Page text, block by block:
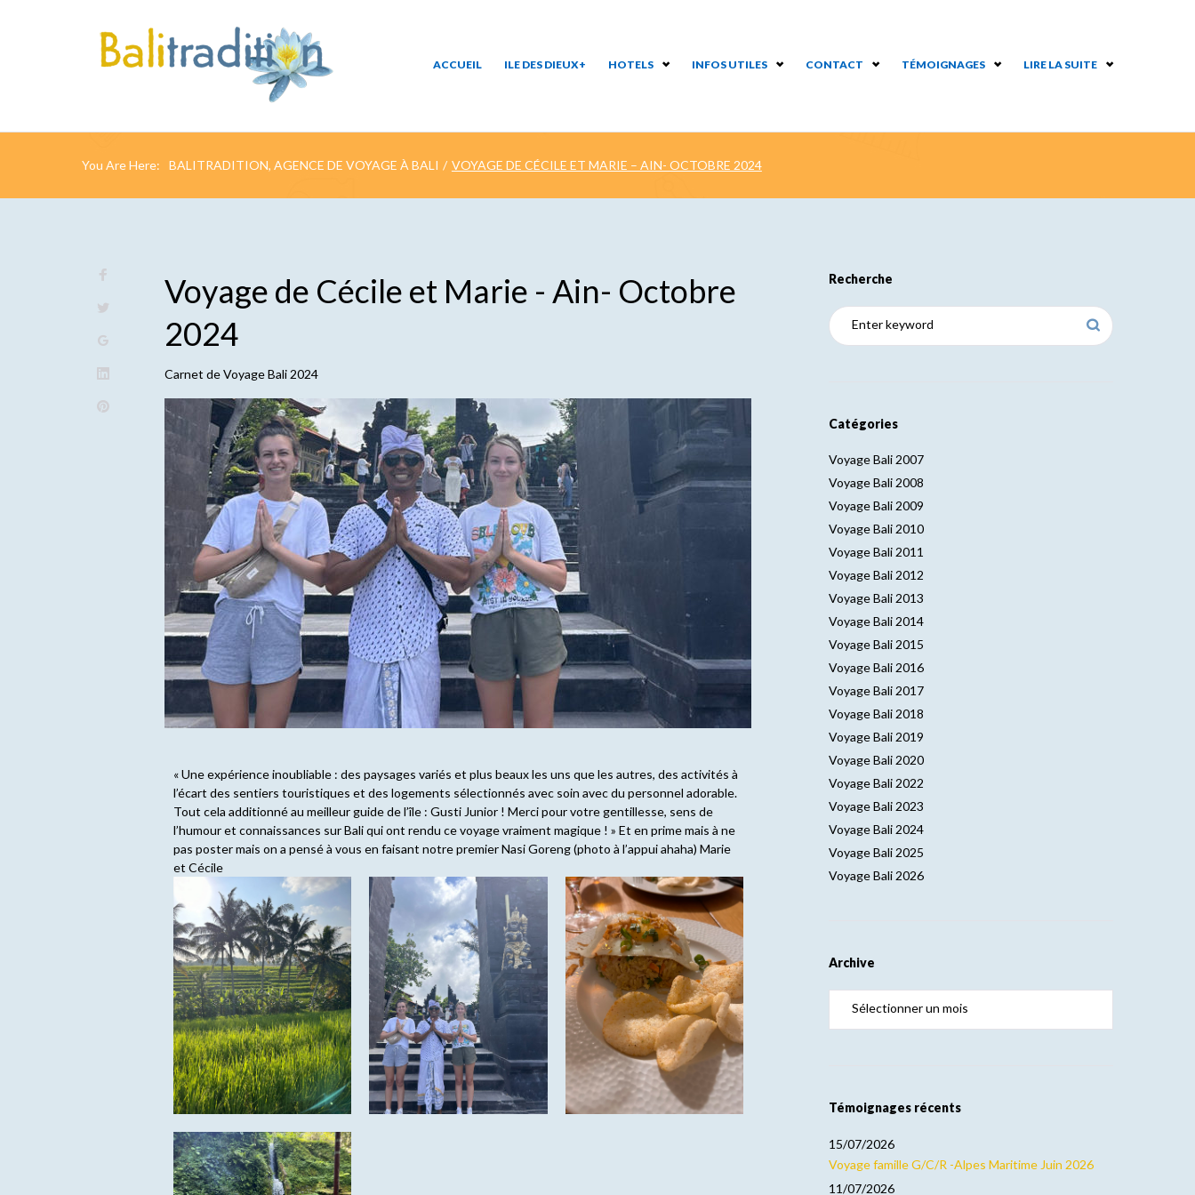
ACCUEIL ILE DES DIEUX+ HOTELS INFOS UTILES CONTACT TÉMOIGNAGES LIRE LA SUITE
You Are Here: BALITRADITION, AGENCE DE VOYAGE À BALI / VOYAGE DE CÉCILE ET MARIE – AIN- OCTOBRE 2024
Voyage de Cécile et Marie - Ain- Octobre
2024
Carnet deVoyage Bali 2024
« Une expérience inoubliable : des paysages variés et plus beaux les uns que les autres, des activités à
l’écart des sentiers touristiques et des logements sélectionnés avec soin avec du personnel adorable.
Tout cela additionné au meilleur guide de l’île : Gusti Junior ! Merci pour votre gentillesse, sens de
l’humour et connaissances sur Bali qui ont rendu ce voyage vraiment magique ! » Et en prime mais à ne
pas poster mais on a pensé à vous en faisant notre premier Nasi Goreng (photo à l’appui ahaha) Marie
et Cécile
Recherche
Catégories
Voyage Bali 2007
Voyage Bali 2008
Voyage Bali 2009
Voyage Bali 2010
Voyage Bali 2011
Voyage Bali 2012
Voyage Bali 2013
Voyage Bali 2014
Voyage Bali 2015
Voyage Bali 2016
Voyage Bali 2017
Voyage Bali 2018
Voyage Bali 2019
Voyage Bali 2020
Voyage Bali 2022
Voyage Bali 2023
Voyage Bali 2024
Voyage Bali 2025
Voyage Bali 2026
Archive
Témoignages récents
Voyage famille G/C/R -Alpes Maritime Juin 2026
15/07/2026
11/07/2026